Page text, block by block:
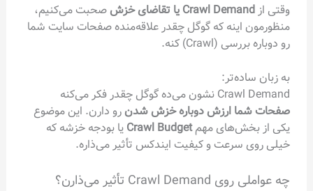
وقتی از Crawl Demand یا تقاضای خزش
صحبت می‌کنیم،
منظورمون اینه که گوگل چقدر علاقه‌منده صفحات سایت شما
رو دوباره بررسی (Crawl) کنه.
به زبان ساده‌تر:
Crawl Demand نشون می‌ده گوگل چقدر فکر می‌کنه
صفحات شما ارزش دوباره خزش شدن رو دارن. این موضوع
یکی از بخش‌های مهمCrawl Budget یا بودجه خزشه که
خیلی روی سرعت و کیفیت ایندکس تأثیر می‌ذاره.
چه عواملی روی Crawl Demand تأثیر می‌ذارن؟